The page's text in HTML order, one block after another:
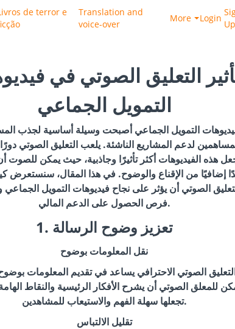
de terror e
Translation and
voice-over
More Login
Up
التعليق الصوتي في
التمويل الجماعي
التمويل الجماعي أصبحت وسيلة أساسية لجذب
لدعم المشاريع الناشئة. يلعب التعليق الصوتي
هذه الفيديوهات أكثر تأثيرًا وجاذبية، حيث يمكن للصوت
إضافيًا من الإقناع والوضوح. في هذا المقال، سنستعرض
الصوتي أن يؤثر على نجاح فيديوهات التمويل الجماعي
فرص الحصول على الدعم المالي.
1. تعزيز وضوح الرسالة
نقل المعلومات بوضوح
الصوتي الاحترافي يساعد في تقديم المعلومات
للمعلق الصوتي أن يشرح الأفكار الرئيسية والنقاط
تجعلها سهلة الفهم والاستيعاب للمشاهدين.
تقليل الالتباس